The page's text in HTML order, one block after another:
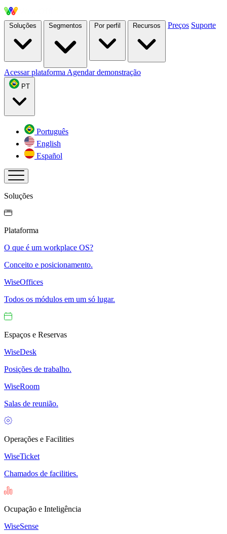
Soluções Segmentos Por perfil Recursos Preços Suporte
Acessar plataforma Agendar demonstração
PT
Português
English
Español
Soluções
Plataforma
O que é um workplace OS?
Conceito e posicionamento.
WiseOffices
Todos os módulos em um só lugar.
Espaços e Reservas
WiseDesk
Posições de trabalho.
WiseRoom
Salas de reunião.
Operações e Facilities
WiseTicket
Chamados de facilities.
Ocupação e Inteligência
WiseSense